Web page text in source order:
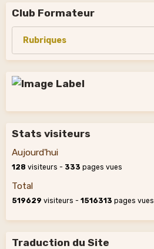
Club Formateur
Stats visiteurs
Aujourd'hui
128 visiteurs - 333 pages vues
Total
519629 visiteurs - 1516313 pages vues
Traduction du Site